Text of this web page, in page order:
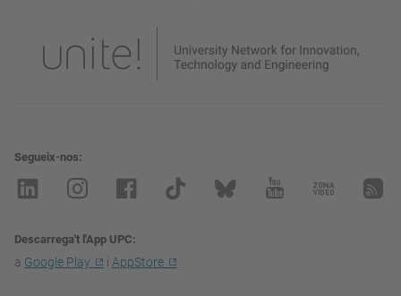
Segueix-nos
Descarrega't l'App UPC
a Google Play i AppStore